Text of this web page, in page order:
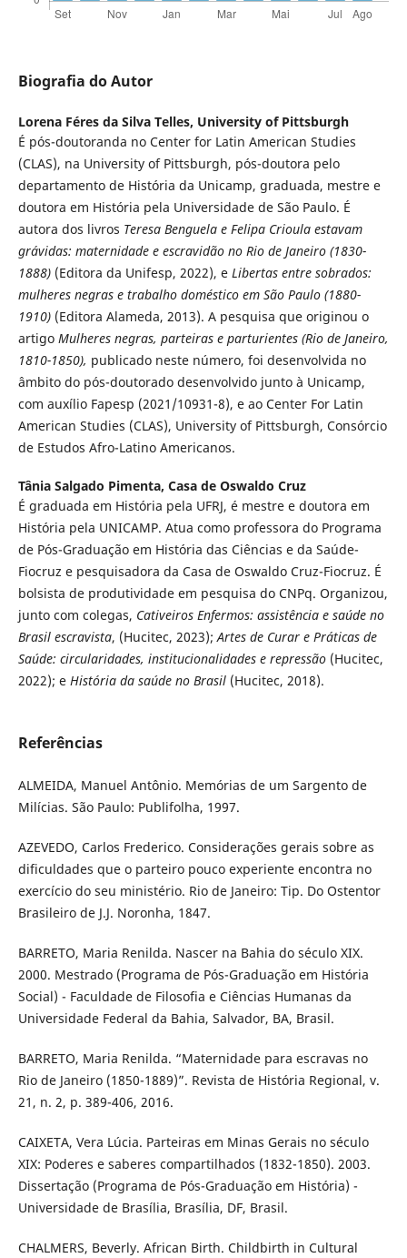
Biografia do Autor
Lorena Féres da Silva Telles, University of Pittsburgh
É pós-doutoranda no Center for Latin American Studies
(CLAS), na University of Pittsburgh, pós-doutora pelo
departamento de História da Unicamp, graduada, mestre e
doutora em História pela Universidade de São Paulo. É
autora dos livros Teresa Benguela e Felipa Crioula estavam
grávidas: maternidade e escravidão no Rio de Janeiro (1830-
1888)(Editora da Unifesp, 2022), e Libertas entre sobrados:
mulheres negras e trabalho doméstico em São Paulo (1880-
1910)(Editora Alameda, 2013). A pesquisa que originou o
artigo Mulheres negras, parteiras e parturientes (Rio de Janeiro,
1810-1850), publicado neste número, foi desenvolvida no
âmbito do pós-doutorado desenvolvido junto à Unicamp,
com auxílio Fapesp (2021/10931-8), e ao Center For Latin
American Studies (CLAS), University of Pittsburgh, Consórcio
de Estudos Afro-Latino Americanos.
Tânia Salgado Pimenta, Casa de Oswaldo Cruz
É graduada em História pela UFRJ, é mestre e doutora em
História pela UNICAMP. Atua como professora do Programa
de Pós-Graduação em História das Ciências e da Saúde-
Fiocruz e pesquisadora da Casa de Oswaldo Cruz-Fiocruz. É
bolsista de produtividade em pesquisa do CNPq. Organizou,
junto com colegas, Cativeiros Enfermos: assistência e saúde no
Brasil escravista, (Hucitec, 2023);Artes de Curar e Práticas de
Saúde: circularidades, institucionalidades e repressão(Hucitec,
2022); e História da saúde no Brasil(Hucitec, 2018).
Referências
ALMEIDA, Manuel Antônio. Memórias de um Sargento de
Milícias. São Paulo: Publifolha, 1997.
AZEVEDO, Carlos Frederico. Considerações gerais sobre as
dificuldades que o parteiro pouco experiente encontra no
exercício do seu ministério. Rio de Janeiro: Tip. Do Ostentor
Brasileiro de J.J. Noronha, 1847.
BARRETO, Maria Renilda. Nascer na Bahia do século XIX.
2000. Mestrado (Programa de Pós-Graduação em História
Social) - Faculdade de Filosofia e Ciências Humanas da
Universidade Federal da Bahia, Salvador, BA, Brasil.
BARRETO, Maria Renilda. “Maternidade para escravas no
Rio de Janeiro (1850-1889)”. Revista de História Regional, v.
21, n. 2, p. 389-406, 2016.
CAIXETA, Vera Lúcia. Parteiras em Minas Gerais no século
XIX: Poderes e saberes compartilhados (1832-1850). 2003.
Dissertação (Programa de Pós-Graduação em História) -
Universidade de Brasília, Brasília, DF, Brasil.
CHALMERS, Beverly. African Birth. Childbirth in Cultural